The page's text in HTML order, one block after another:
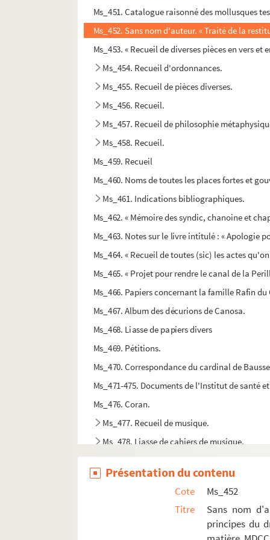
Ms_451. Catalogue raisonné des mollusques
Ms_452. Sans nom d'auteur. « Traité de la
Ms_453. « Recueil de diverses pièces en vers
Ms_454. Recueil d'ordonnances.
Ms_455. Recueil de pièces diverses.
Ms_456. Recueil.
Ms_457. Recueil de philosophie
Ms_458. Recueil.
Ms_459. Recueil
Ms_460. Noms de toutes les places fortes et
Ms_461. Indications bibliographiques.
Ms_462. « Mémoire des syndic, chanoine et
Ms_463. Notes sur le livre intitulé : « Apologie
Ms_464. « Recueil de toutes (sic) les actes
Ms_465. « Projet pour rendre le canal de la
Ms_466. Papiers concernant la famille Rafin
Ms_467. Album des décurions de Canosa.
Ms_468. Liasse de papiers divers
Ms_469. Pétitions.
Ms_470. Correspondance du cardinal de
Ms_471-475. Documents de l'Institut de santé
Ms_476. Coran.
Ms_477. Recueil de musique.
Ms_478. Liasse de cahiers de musique.
Ms_479. Mémoire pour servir à la justification
Ms_480. Inventaire du médaillier de la ville
Ms_481. « Catalogue des livres de la
Ms_482. « Procès Verbal. Récolement de
Ms_483. Dessins d'archéologie.
Présentation du contenu
Cote
Ms_452
Titre
Sans nom
principes du